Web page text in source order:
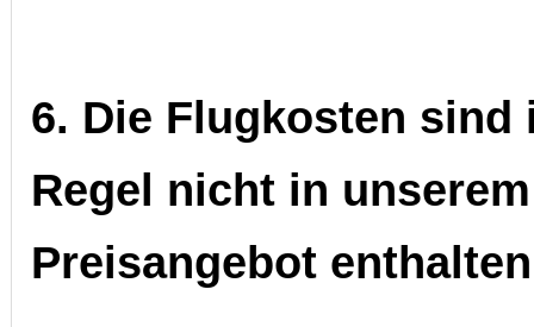
6. Die Flugkosten sind
Regel nicht in unserem
Preisangebot